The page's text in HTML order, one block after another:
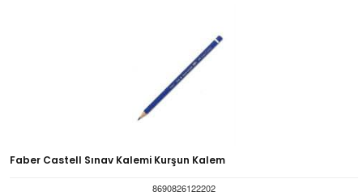
Faber Castell Sınav Kalemi Kurşun Kalem
8690826122202